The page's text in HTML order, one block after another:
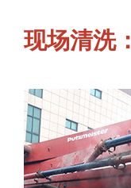
现场清洗：